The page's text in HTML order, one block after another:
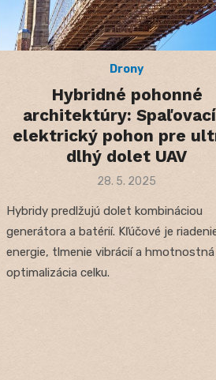
Drony
Hybridné pohonné
architektúry:
elektrický pohon pre
dlhý dolet UAV
Posted
28. 5. 2025
Hybridy predlžujú dolet kombináciou
generátora a batérií. Kľúčové je
energie, tlmenie vibrácií a hmotnostná
optimalizácia celku.